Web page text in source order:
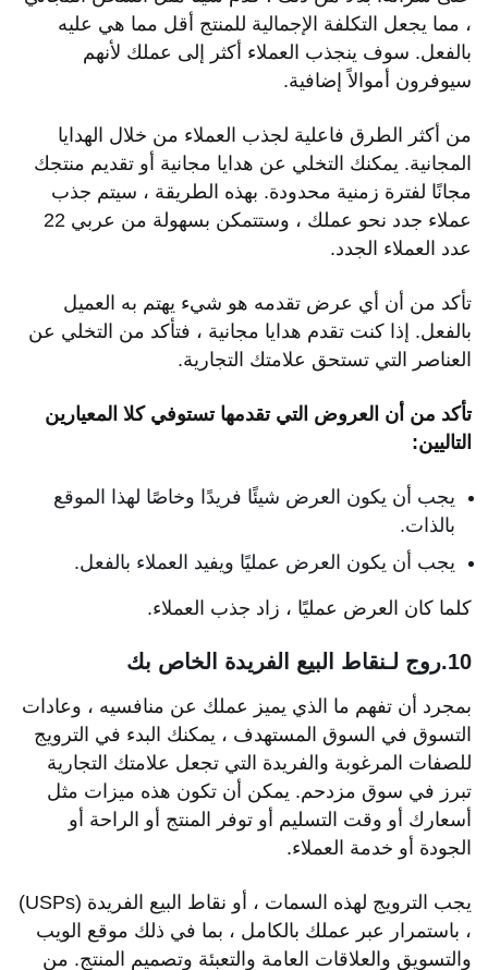
، مما يجعل التكلفة الإجمالية للمنتج أقل مما هي عليه
بالفعل. سوف ينجذب العملاء أكثر إلى عملك لأنهم
سيوفرون أموالاً إضافية.
من أكثر الطرق فاعلية لجذب العملاء من خلال الهدايا
المجانية. يمكنك التخلي عن هدايا مجانية أو تقديم منتجك
مجانًا لفترة زمنية محدودة. بهذه الطريقة ، سيتم جذب
عملاء جدد نحو عملك ، وستتمكن بسهولة من عربي 22
عدد العملاء الجدد.
تأكد من أن أي عرض تقدمه هو شيء يهتم به العميل
بالفعل. إذا كنت تقدم هدايا مجانية ، فتأكد من التخلي عن
العناصر التي تستحق علامتك التجارية.
تأكد من أن العروض التي تقدمها تستوفي كلا المعيارين
التاليين:
يجب أن يكون العرض شيئًا فريدًا وخاصًا لهذا الموقع
بالذات.
يجب أن يكون العرض عمليًا ويفيد العملاء بالفعل.
كلما كان العرض عمليًا ، زاد جذب العملاء.
10.روج لـنقاط البيع الفريدة الخاص بك
بمجرد أن تفهم ما الذي يميز عملك عن منافسيه ، وعادات
التسوق في السوق المستهدف ، يمكنك البدء في الترويج
للصفات المرغوبة والفريدة التي تجعل علامتك التجارية
تبرز في سوق مزدحم. يمكن أن تكون هذه ميزات مثل
أسعارك أو وقت التسليم أو توفر المنتج أو الراحة أو
الجودة أو خدمة العملاء.
يجب الترويج لهذه السمات ، أو نقاط البيع الفريدة (USPs)
، باستمرار عبر عملك بالكامل ، بما في ذلك موقع الويب
والتسويق والعلاقات العامة والتعبئة وتصميم المنتج. من